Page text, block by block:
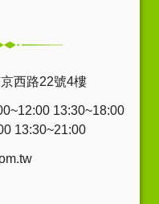
西路22號4樓
13:30~18:00
13:30~21:00